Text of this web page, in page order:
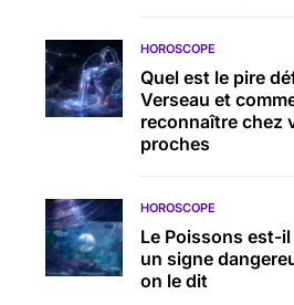
HOROSCOPE
Quel est le pire
Verseau et
reconnaître chez
proches
HOROSCOPE
Le Poissons est-
un signe
on le dit